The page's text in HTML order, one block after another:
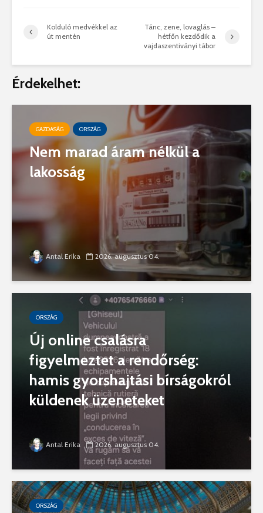
Kolduló medvékkel az
út mentén
Tánc, zene, lovaglás –
hétfőn kezdődik a
vajdaszentiványi tábor
Érdekelhet:
GAZDASÁG ORSZÁG
Nem marad áram nélkül a
lakosság
Antal Erika 2026. augusztus 04.
ORSZÁG
Új online csalásra
figyelmeztet a rendőrség:
hamis gyorshajtási bírságokról
küldenek üzeneteket
Antal Erika 2026. augusztus 04.
ORSZÁG